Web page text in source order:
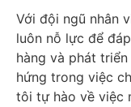
Với đội ngũ nhân
luôn nỗ lực để
hàng và phát
hứng trong việc
tôi tự hào về việc